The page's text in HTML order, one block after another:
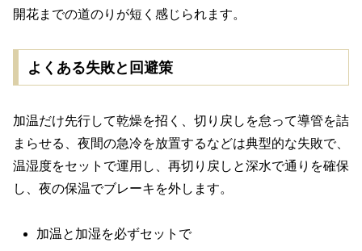
開花までの道のりが短く感じられます。
よくある失敗と回避策
加温だけ先行して乾燥を招く、切り戻しを怠って導管を詰
まらせる、夜間の急冷を放置するなどは典型的な失敗で、
温湿度をセットで運用し、再切り戻しと深水で通りを確保
し、夜の保温でブレーキを外します。
加温と加湿を必ずセットで